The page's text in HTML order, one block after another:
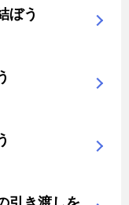
ぼう